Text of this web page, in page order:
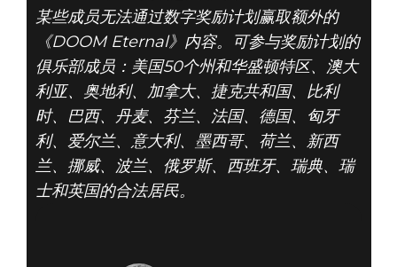
某些成员无法通过数字奖励计划赢取额外的
《DOOM Eternal》内容。可参与奖励计划的
俱乐部成员：美国50个州和华盛顿特区、澳大
利亚、奥地利、加拿大、捷克共和国、比利
时、巴西、丹麦、芬兰、法国、德国、匈牙
利、爱尔兰、意大利、墨西哥、荷兰、新西
兰、挪威、波兰、俄罗斯、西班牙、瑞典、瑞
士和英国的合法居民。